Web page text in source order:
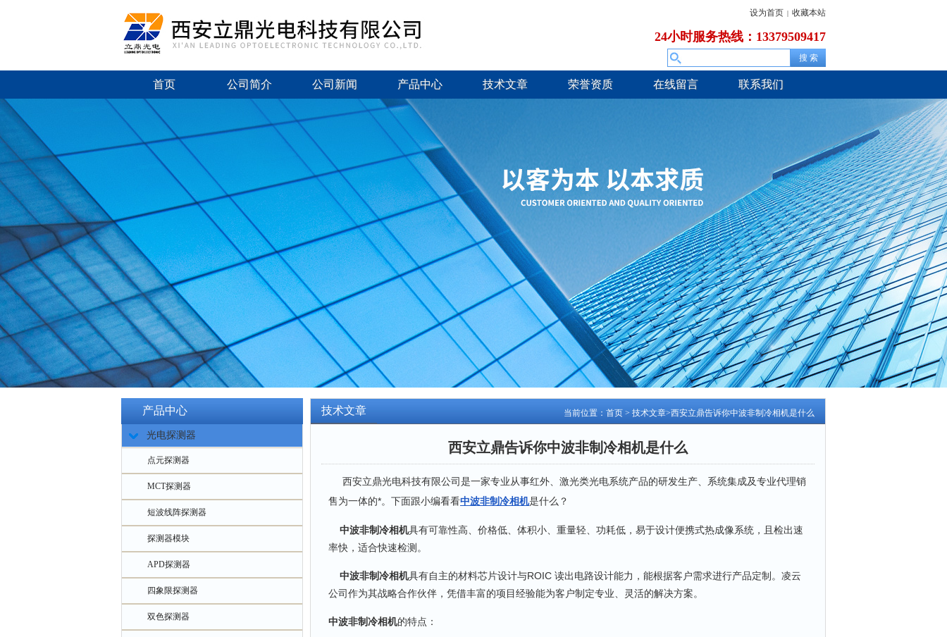
设为首页 | 收藏本站
24小时服务热线：13379509417
首页 公司简介 公司新闻 产品中心 技术文章 荣誉资质 在线留言 联系我们
产品中心
光电探测器
点元探测器
MCT探测器
短波线阵探测器
探测器模块
APD探测器
四象限探测器
双色探测器
当前位置： 首页 > 技术文章>西安立鼎告诉你中波非制冷相机是什么
技术文章
西安立鼎告诉你中波非制冷相机是什么
西安立鼎光电科技有限公司是一家专业从事红外、激光类光电系统产品的研发生产、系统集成及专业代理销
售为一体的*。下面跟小编看看中波非制冷相机是什么？
中波非制冷相机具有可靠性高、价格低、体积小、重量轻、功耗低，易于设计便携式热成像系统，且检出速
率快，适合快速检测。
中波非制冷相机具有自主的材料芯片设计与ROIC 读出电路设计能力，能根据客户需求进行产品定制。凌云
公司作为其战略合作伙伴，凭借丰富的项目经验能为客户制定专业、灵活的解决方案。
中波非制冷相机的特点：